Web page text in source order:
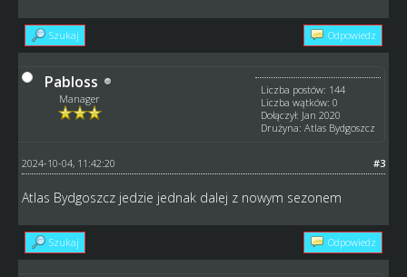
Szukaj Odpowiedz
Pabloss
Manager
Liczba postów: 144
Liczba wątków: 0
Dołączył: Jan 2020
Drużyna: Atlas Bydgoszcz
#3
2024-10-04, 11:42:20
Atlas Bydgoszcz jedzie jednak dalej z nowym sezonem
Szukaj Odpowiedz